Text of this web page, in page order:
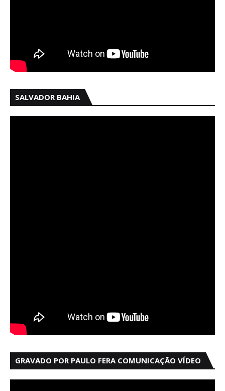
SALVADOR BAHIA
GRAVADO POR PAULO FERA COMUNICAÇÃO VÍDEO